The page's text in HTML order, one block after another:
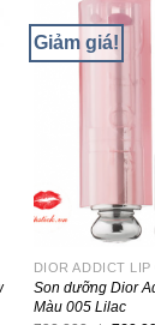
Giảm giá!
DIOR ADDICT LIP
Son dưỡng Dior
Màu 005 Lilac